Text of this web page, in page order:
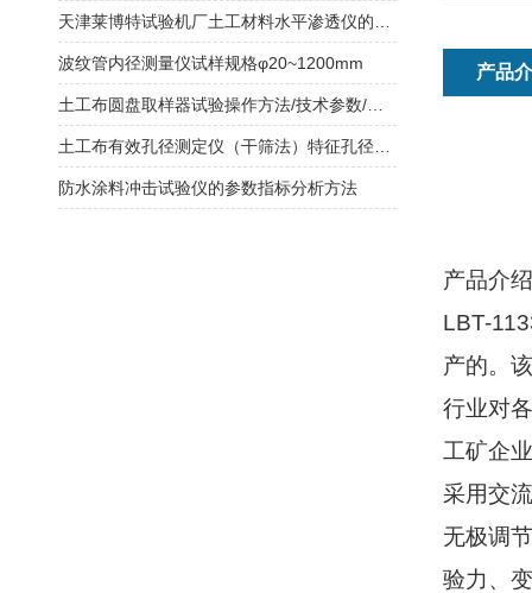
产品
产品介绍
LBT-
产的。
行业对
工矿企
采用交
无极调
验力、
波纹管内径测量仪试样规格φ20~1200mm
防水涂料冲击试验仪的参数指标分析方法